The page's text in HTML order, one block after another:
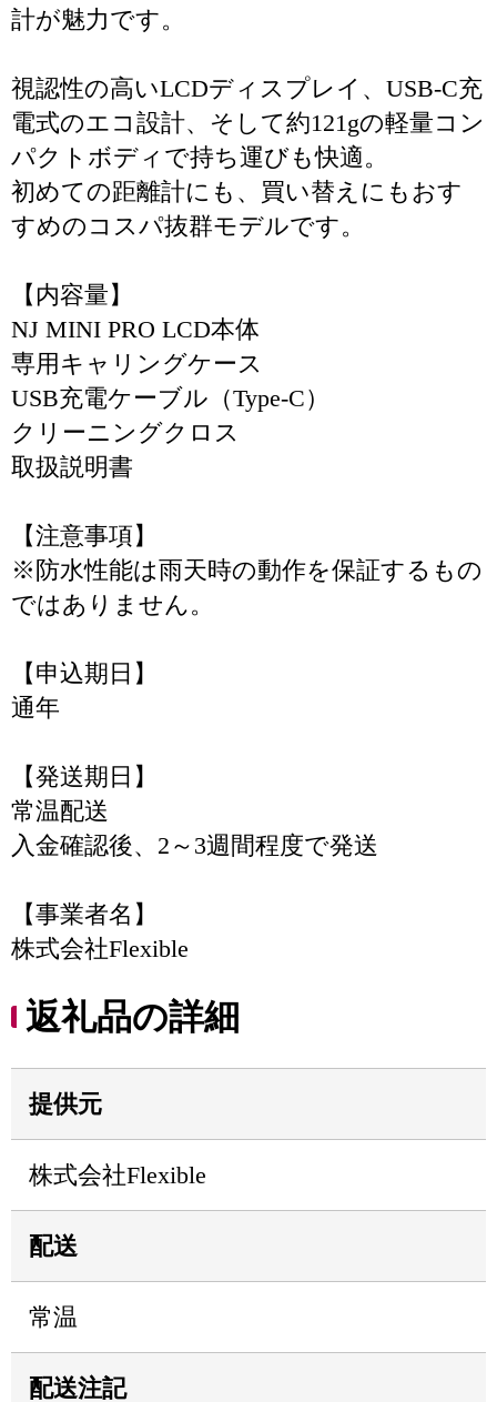
計が魅力です。
視認性の高いLCDディスプレイ、USB-C充
電式のエコ設計、そして約121gの軽量コン
パクトボディで持ち運びも快適。
初めての距離計にも、買い替えにもおす
すめのコスパ抜群モデルです。
【内容量】
NJ MINI PRO LCD本体
専用キャリングケース
USB充電ケーブル（Type-C）
クリーニングクロス
取扱説明書
【注意事項】
※防水性能は雨天時の動作を保証するもの
ではありません。
【申込期日】
通年
【発送期日】
常温配送
入金確認後、2～3週間程度で発送
【事業者名】
株式会社Flexible
返礼品の詳細
提供元
株式会社Flexible
配送
常温
配送注記